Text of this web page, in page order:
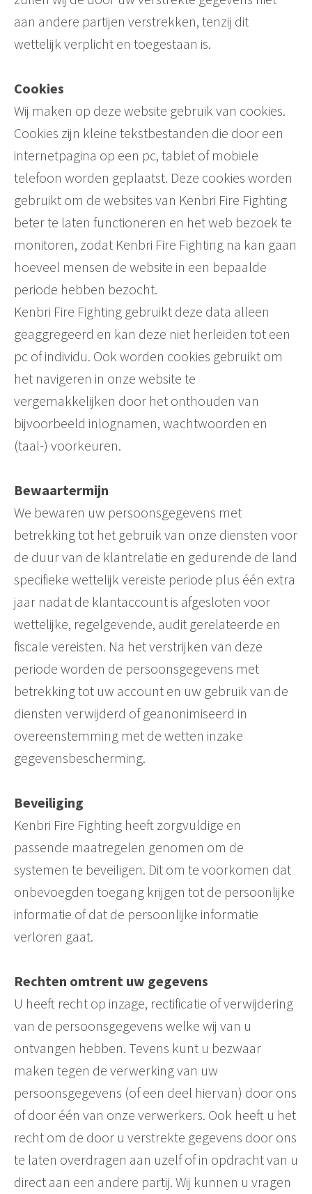
aan andere partijen verstrekken, tenzij dit
wettelijk verplicht en toegestaan is.
Cookies
Wij maken op deze website gebruik van cookies.
Cookies zijn kleine tekstbestanden die door een
internetpagina op een pc, tablet of mobiele
telefoon worden geplaatst. Deze cookies worden
gebruikt om de websites van Kenbri Fire Fighting
beter te laten functioneren en het web bezoek te
monitoren, zodat Kenbri Fire Fighting na kan gaan
hoeveel mensen de website in een bepaalde
periode hebben bezocht.
Kenbri Fire Fighting gebruikt deze data alleen
geaggregeerd en kan deze niet herleiden tot een
pc of individu. Ook worden cookies gebruikt om
het navigeren in onze website te
vergemakkelijken door het onthouden van
bijvoorbeeld inlognamen, wachtwoorden en
(taal-) voorkeuren.
Bewaartermijn
We bewaren uw persoonsgegevens met
betrekking tot het gebruik van onze diensten voor
de duur van de klantrelatie en gedurende de land
specifieke wettelijk vereiste periode plus één extra
jaar nadat de klantaccount is afgesloten voor
wettelijke, regelgevende, audit gerelateerde en
fiscale vereisten. Na het verstrijken van deze
periode worden de persoonsgegevens met
betrekking tot uw account en uw gebruik van de
diensten verwijderd of geanonimiseerd in
overeenstemming met de wetten inzake
gegevensbescherming.
Beveiliging
Kenbri Fire Fighting heeft zorgvuldige en
passende maatregelen genomen om de
systemen te beveiligen. Dit om te voorkomen dat
onbevoegden toegang krijgen tot de persoonlijke
informatie of dat de persoonlijke informatie
verloren gaat.
Rechten omtrent uw gegevens
U heeft recht op inzage, rectificatie of verwijdering
van de persoonsgegevens welke wij van u
ontvangen hebben. Tevens kunt u bezwaar
maken tegen de verwerking van uw
persoonsgegevens (of een deel hiervan) door ons
of door één van onze verwerkers. Ook heeft u het
recht om de door u verstrekte gegevens door ons
te laten overdragen aan uzelf of in opdracht van u
direct aan een andere partij. Wij kunnen u vragen